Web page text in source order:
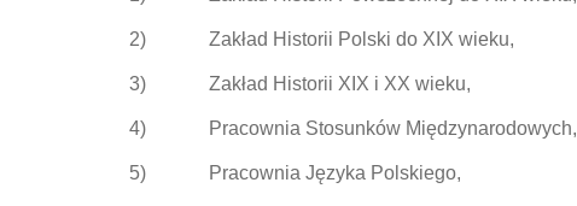
2) Zakład Historii Polski do XIX wieku,
3) Zakład Historii XIX i XX wieku,
4) Pracownia Stosunków Międzynarodowych,
5) Pracownia Języka Polskiego,